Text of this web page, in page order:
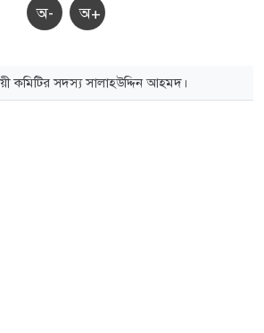
অ- অ+
কমিটির সদস্য সালাহউদ্দিন আহমদ।